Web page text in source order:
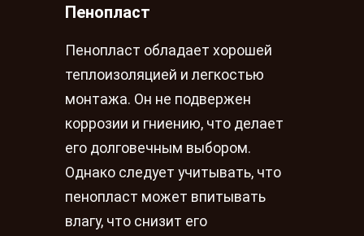
Пенопласт
Пенопласт обладает хорошей
теплоизоляцией и легкостью
монтажа. Он не подвержен
коррозии и гниению, что делает
его долговечным выбором.
Однако следует учитывать, что
пенопласт может впитывать
влагу, что снизит его